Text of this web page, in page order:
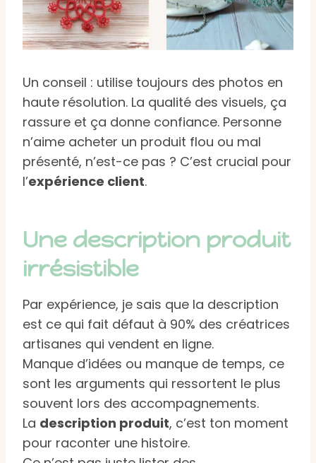
Un conseil : utilise toujours des photos en
haute résolution. La qualité des visuels, ça
rassure et ça donne confiance. Personne
n’aime acheter un produit flou ou mal
présenté, n’est-ce pas ? C’est crucial pour
l’expérience client.
Une description produit
irrésistible
Par expérience, je sais que la description
est ce qui fait défaut à 90% des créatrices
artisanes qui vendent en ligne.
Manque d’idées ou manque de temps, ce
sont les arguments qui ressortent le plus
souvent lors des accompagnements.
La description produit, c’est ton moment
pour raconter une histoire.